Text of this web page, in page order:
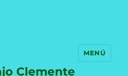
Clemente
MENÚ